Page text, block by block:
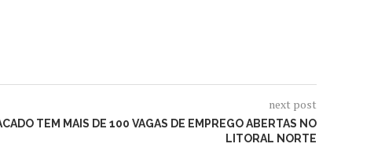
next post
TEM MAIS DE 100 VAGAS DE EMPREGO ABERTAS NO
LITORAL NORTE